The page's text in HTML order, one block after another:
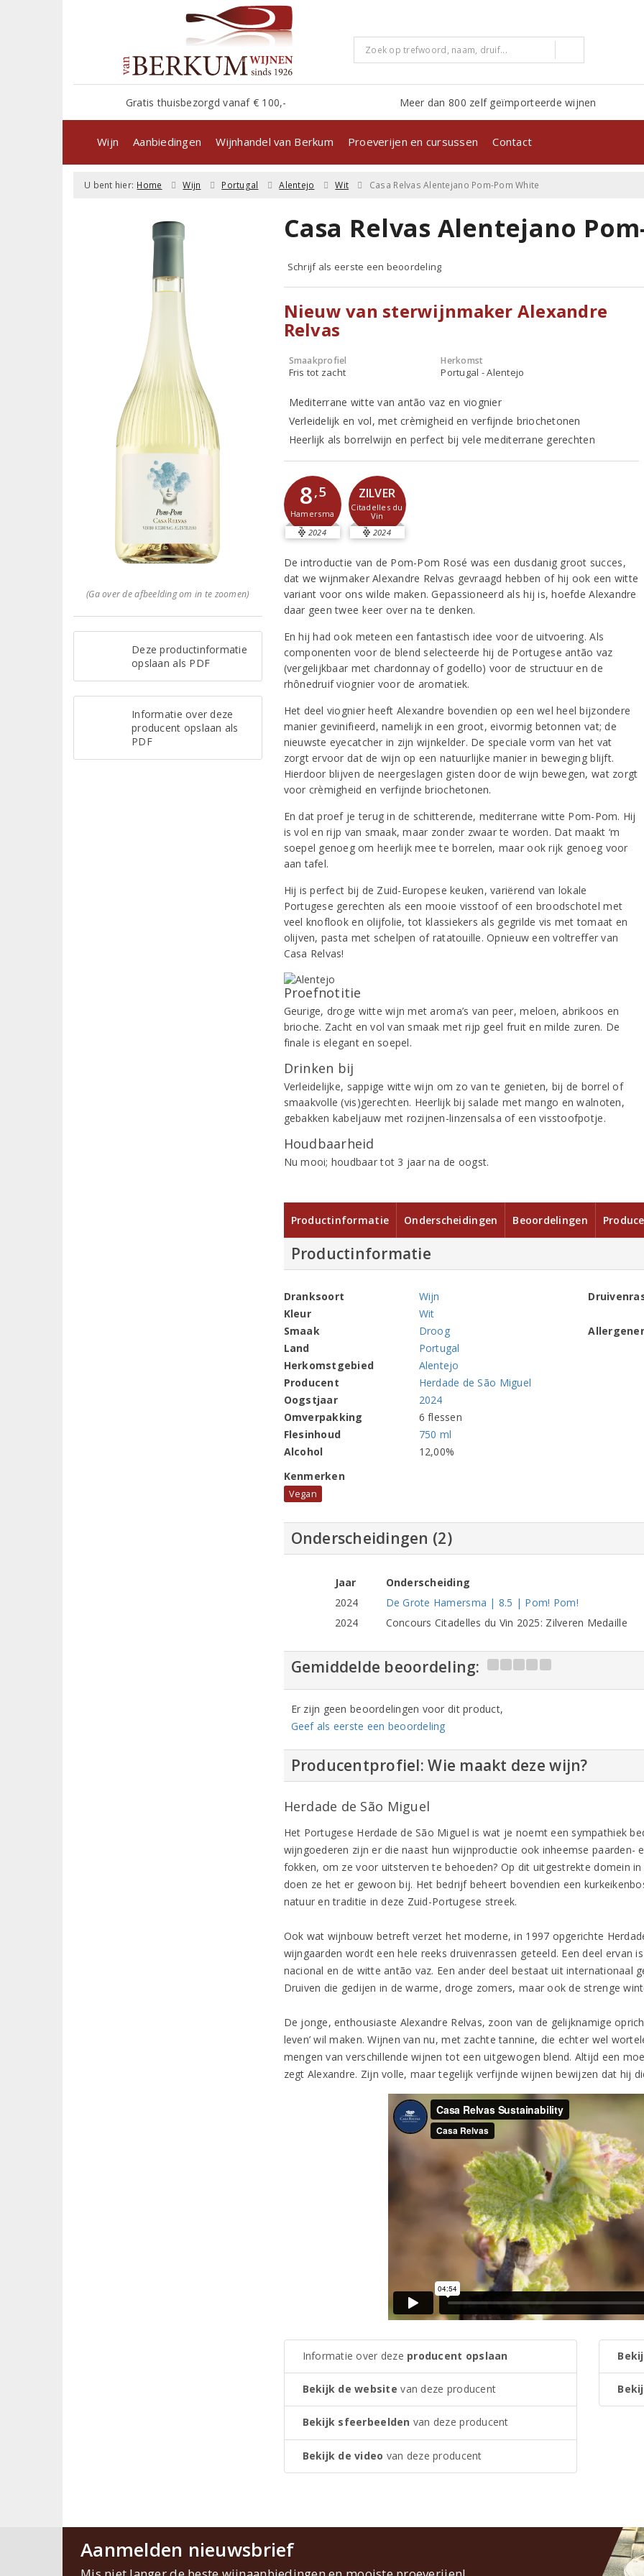
Gratis thuisbezorgd vanaf € 100,- Meer dan 800 zelf geïmporteerde wijnen
Wijn Aanbiedingen Wijnhandel van Berkum Proeverijen en cursussen Contact
U bent hier: Home Wijn Portugal Alentejo Wit Casa Relvas Alentejano Pom-Pom White
(Ga over de afbeelding om in te zoomen)
Deze productinformatie
opslaan als PDF
Informatie over deze
producent opslaan als
PDF
Casa Relvas Alentejano
Schrijf als eerste een beoordeling
Nieuw van sterwijnmaker Alexandre
Relvas
Smaakprofiel
Fris tot zacht
Herkomst
Portugal - Alentejo
Mediterrane witte van antão vaz en viognier
Verleidelijk en vol, met crèmigheid en verfijnde briochetonen
Heerlijk als borrelwijn en perfect bij vele mediterrane gerechten
8,5
Hamersma
2024
ZILVER
Citadelles du
Vin
2024
De introductie van de Pom-Pom Rosé was een dusdanig groot succes,
dat we wijnmaker Alexandre Relvas gevraagd hebben of hij ook een witte
variant voor ons wilde maken. Gepassioneerd als hij is, hoefde Alexandre
daar geen twee keer over na te denken.
En hij had ook meteen een fantastisch idee voor de uitvoering. Als
componenten voor de blend selecteerde hij de Portugese antão vaz
(vergelijkbaar met chardonnay of godello) voor de structuur en de
rhônedruif viognier voor de aromatiek.
Het deel viognier heeft Alexandre bovendien op een wel heel bijzondere
manier gevinifieerd, namelijk in een groot, eivormig betonnen vat; de
nieuwste eyecatcher in zijn wijnkelder. De speciale vorm van het vat
zorgt ervoor dat de wijn op een natuurlijke manier in beweging blijft.
Hierdoor blijven de neergeslagen gisten door de wijn bewegen, wat zorgt
voor crèmigheid en verfijnde briochetonen.
En dat proef je terug in de schitterende, mediterrane witte Pom-Pom. Hij
is vol en rijp van smaak, maar zonder zwaar te worden. Dat maakt ‘m
soepel genoeg om heerlijk mee te borrelen, maar ook rijk genoeg voor
aan tafel.
Hij is perfect bij de Zuid-Europese keuken, variërend van lokale
Portugese gerechten als een mooie visstoof of een broodschotel met
veel knoflook en olijfolie, tot klassiekers als gegrilde vis met tomaat en
olijven, pasta met schelpen of ratatouille. Opnieuw een voltreffer van
Casa Relvas!
Proefnotitie
Geurige, droge witte wijn met aroma’s van peer, meloen, abrikoos en
brioche. Zacht en vol van smaak met rijp geel fruit en milde zuren. De
finale is elegant en soepel.
Drinken bij
Verleidelijke, sappige witte wijn om zo van te genieten, bij de borrel of
smaakvolle (vis)gerechten. Heerlijk bij salade met mango en walnoten,
gebakken kabeljauw met rozijnen-linzensalsa of een visstoofpotje.
Houdbaarheid
Nu mooi; houdbaar tot 3 jaar na de oogst.
Productinformatie Onderscheidingen Beoordelingen
Productinformatie
Dranksoort
Wijn
Kleur
Wit
Smaak
Droog
Land
Portugal
Herkomstgebied
Alentejo
Producent
Herdade de São Miguel
Oogstjaar
2024
Omverpakking
6 flessen
Flesinhoud
750 ml
Alcohol
12,00%
Kenmerken
Vegan
Onderscheidingen (2)
Jaar
Onderscheiding
2024
De Grote Hamersma | 8.5 | Pom! Pom!
2024
Concours Citadelles du Vin 2025: Zilveren Medaille
Gemiddelde beoordeling:
Er zijn geen beoordelingen voor dit product,
Geef als eerste een beoordeling
Producentprofiel: Wie maakt deze wijn?
Herdade de São Miguel
Het Portugese Herdade de São Miguel is wat je noemt een sympathiek
wijngoederen zijn er die naast hun wijnproductie ook inheemse paarden-
fokken, om ze voor uitsterven te behoeden? Op dit uitgestrekte domein
doen ze het er gewoon bij. Het bedrijf beheert bovendien een
natuur en traditie in deze Zuid-Portugese streek.
Ook wat wijnbouw betreft verzet het moderne, in 1997 opgerichte
wijngaarden wordt een hele reeks druivenrassen geteeld. Een deel ervan
nacional en de witte antão vaz. Een ander deel bestaat uit internationaal
Druiven die gedijen in de warme, droge zomers, maar ook de strenge
De jonge, enthousiaste Alexandre Relvas, zoon van de gelijknamige
leven’ wil maken. Wijnen van nu, met zachte tannine, die echter wel
mengen van verschillende wijnen tot een uitgewogen blend. Altijd een
zegt Alexandre. Zijn volle, maar tegelijk verfijnde wijnen bewijzen dat hij
Informatie over deze producent opslaan
Bekijk de website van deze producent
Bekijk sfeerbeelden van deze producent
Bekijk de video van deze producent
Aanmelden nieuwsbrief